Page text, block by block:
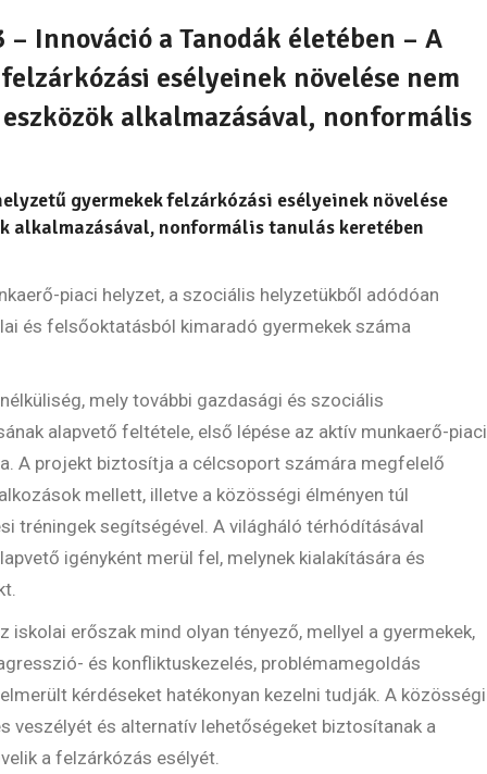
Innováció a Tanodák életében – A
esélyeinek növelése nem
alkalmazásával, nonformális
gyermekek felzárkózási esélyeinek növelése
alkalmazásával, nonformális tanulás keretében
piaci helyzet, a szociális helyzetükből adódóan
és felsőoktatásból kimaradó gyermekek száma
mely további gazdasági és szociális
alapvető feltétele, első lépése az aktív munkaerő-piaci
A projekt biztosítja a célcsoport számára megfelelő
mellett, illetve a közösségi élményen túl
tréningek segítségével. A világháló térhódításával
igényként merül fel, melynek kialakítására és
erőszak mind olyan tényező, mellyel a gyermekek,
és konfliktuskezelés, problémamegoldás
kérdéseket hatékonyan kezelni tudják. A közösségi
veszélyét és alternatív lehetőségeket biztosítanak a
a felzárkózás esélyét.